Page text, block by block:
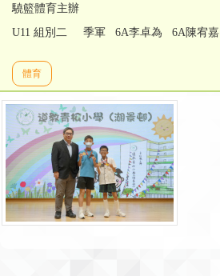
驍籃體育主辦
U11 組別二 季軍 6A李卓為 6A陳宥嘉
體育